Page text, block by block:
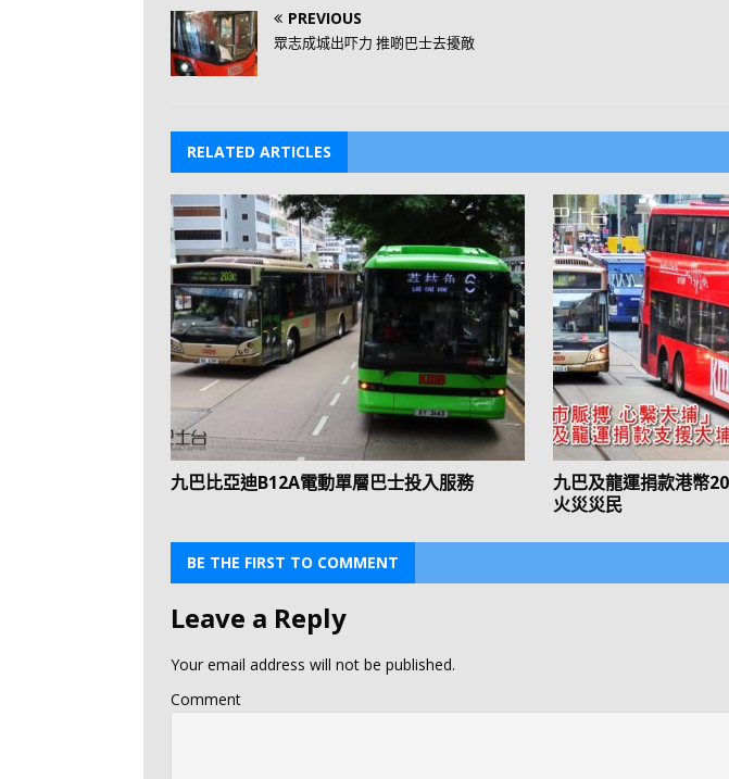
PREVIOUS
眾志成城出吓力 推啲巴士去擾敵
RELATED ARTICLES
九巴比亞迪B12A電動單層巴士投入服務
九巴及龍運捐款港幣
火災災民
BE THE FIRST TO COMMENT
Leave a Reply
Your email address will not be published.
Comment